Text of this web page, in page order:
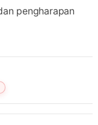
pengharapan